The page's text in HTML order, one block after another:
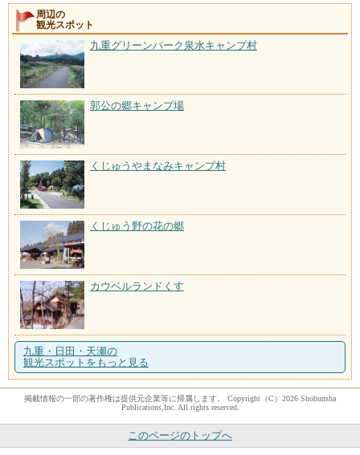
周辺の
観光スポット
九重グリーンパーク泉水キャンプ村
郭公の郷キャンプ場
くじゅうやまなみキャンプ村
くじゅう野の花の郷
カウベルランドくす
九重・日田・天瀬の
観光スポットをもっと見る
掲載情報の一部の著作権は提供元企業等に帰属します。 Copyright（C）2026 Shobunsha
Publications,Inc. All rights reserved.
このページのトップへ